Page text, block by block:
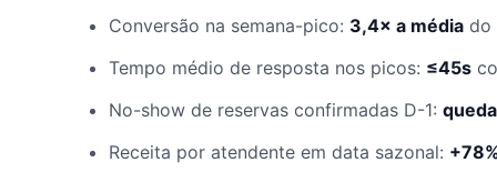
Conversão na semana-pico: 3,4× a média do
Tempo médio de resposta nos picos: ≤45s
No-show de reservas confirmadas D-1:
Receita por atendente em data sazonal: